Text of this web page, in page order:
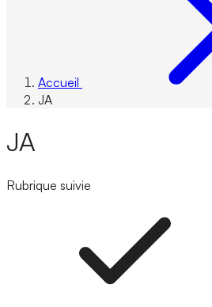
Accueil
JA
JA
Rubrique suivie